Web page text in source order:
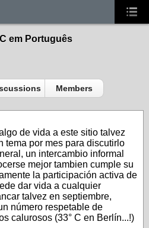
em Português
Members
de vida a este sitio talvez
tema por mes para discutirlo
un intercambio informal
mejor tambien cumple su
la participación activa de
dar vida a cualquier
talvez en septiembre,
número respetable de
calurosos (33° C en Berlín...!)